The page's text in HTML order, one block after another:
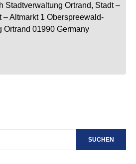
Stadtverwaltung Ortrand, Stadt –
–Altmarkt 1 Oberspreewald-
Ortrand 01990 Germany
SUCHEN